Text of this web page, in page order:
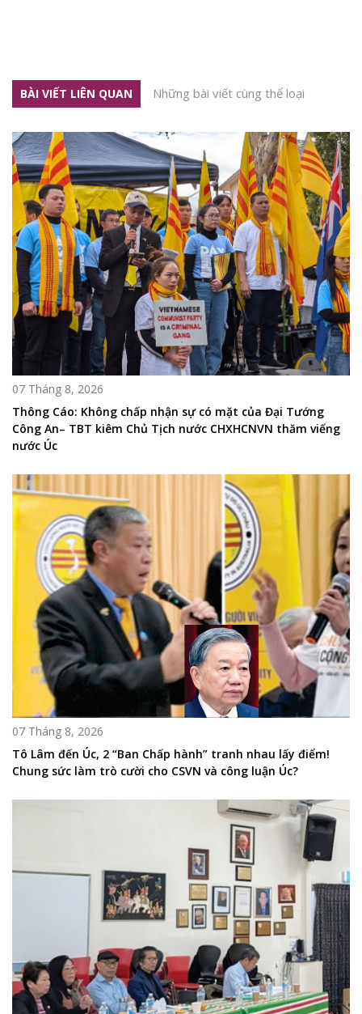
BÀI VIẾT LIÊN QUAN Những bài viết cùng thể loại
07 Tháng 8, 2026
Thông Cáo: Không chấp nhận sự có mặt của Đại Tướng
Công An– TBT kiêm Chủ Tịch nước CHXHCNVN thăm viếng
nước Úc
07 Tháng 8, 2026
Tô Lâm đến Úc, 2 “Ban Chấp hành” tranh nhau lấy điểm!
Chung sức làm trò cười cho CSVN và công luận Úc?